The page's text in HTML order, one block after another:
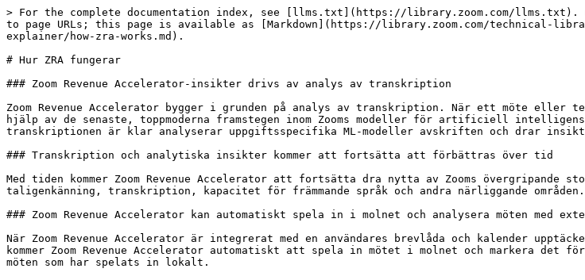
> For the complete documentation index, see [llms.txt](https://library.zoom.com/llms.txt).
to page URLs; this page is available as [Markdown](https://library.zoom.com/technical-
explainer/how-zra-works.md).
# Hur ZRA fungerar
### Zoom Revenue Accelerator-insikter drivs av analys av transkription
Zoom Revenue Accelerator bygger i grunden på analys av transkription. När ett möte eller
hjälp av de senaste, toppmoderna framstegen inom Zooms modeller för artificiell
transkriptionen är klar analyserar uppgiftsspecifika ML-modeller avskriften och drar
### Transkription och analytiska insikter kommer att fortsätta att förbättras över tid
Med tiden kommer Zoom Revenue Accelerator att fortsätta dra nytta av Zooms
taligenkänning, transkription, kapacitet för främmande språk och andra närliggande områden.
### Zoom Revenue Accelerator kan automatiskt spela in i molnet och analysera möten med
När Zoom Revenue Accelerator är integrerat med en användares brevlåda och kalender
kommer Zoom Revenue Accelerator automatiskt att spela in mötet i molnet och markera det
möten som har spelats in lokalt.